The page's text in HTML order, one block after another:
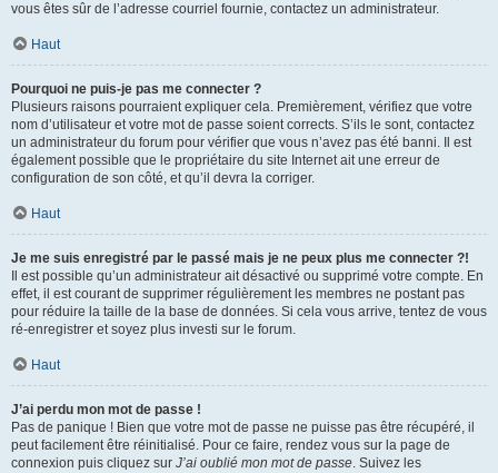
vous êtes sûr de l’adresse courriel fournie, contactez un administrateur.
Haut
Pourquoi ne puis-je pas me connecter ?
Plusieurs raisons pourraient expliquer cela. Premièrement, vérifiez que votre
nom d’utilisateur et votre mot de passe soient corrects. S’ils le sont, contactez
un administrateur du forum pour vérifier que vous n’avez pas été banni. Il est
également possible que le propriétaire du site Internet ait une erreur de
configuration de son côté, et qu’il devra la corriger.
Haut
Je me suis enregistré par le passé mais je ne peux plus me connecter ?!
Il est possible qu’un administrateur ait désactivé ou supprimé votre compte. En
effet, il est courant de supprimer régulièrement les membres ne postant pas
pour réduire la taille de la base de données. Si cela vous arrive, tentez de vous
ré-enregistrer et soyez plus investi sur le forum.
Haut
J’ai perdu mon mot de passe !
Pas de panique ! Bien que votre mot de passe ne puisse pas être récupéré, il
peut facilement être réinitialisé. Pour ce faire, rendez vous sur la page de
connexion puis cliquez sur J’ai oublié mon mot de passe. Suivez les